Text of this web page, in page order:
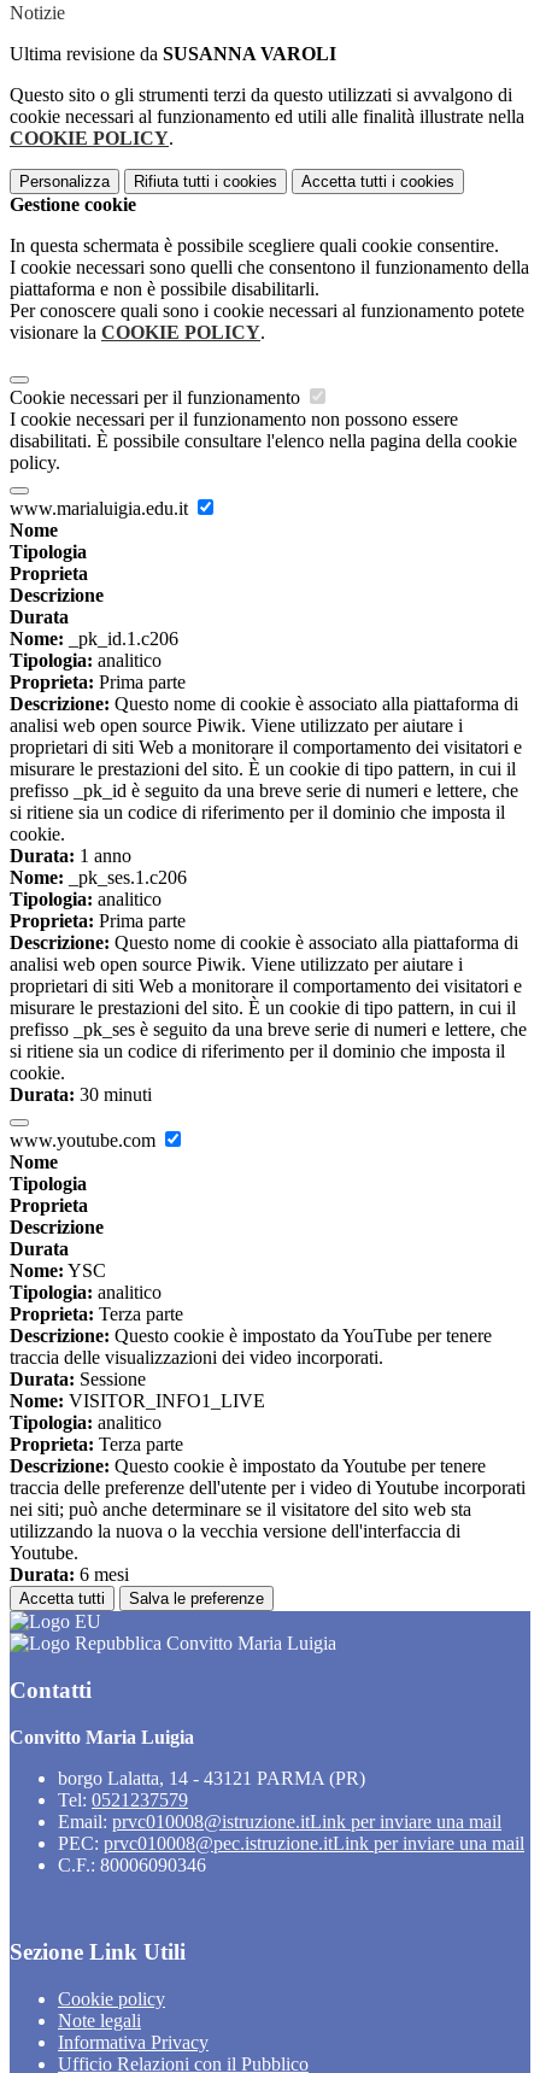
Notizie
Ultima revisione da SUSANNA VAROLI
Questo sito o gli strumenti terzi da questo utilizzati si avvalgono di
cookie necessari al funzionamento ed utili alle finalità illustrate nella
COOKIE POLICY.
Personalizza Rifiuta tutti i cookies Accetta tutti i cookies
Gestione cookie
In questa schermata è possibile scegliere quali cookie consentire.
I cookie necessari sono quelli che consentono il funzionamento della
piattaforma e non è possibile disabilitarli.
Per conoscere quali sono i cookie necessari al funzionamento potete
visionare la COOKIE POLICY.
Cookie necessari per il funzionamento
I cookie necessari per il funzionamento non possono essere
disabilitati. È possibile consultare l'elenco nella pagina della cookie
policy.
www.marialuigia.edu.it
Nome
Tipologia
Proprieta
Descrizione
Durata
Nome: _pk_id.1.c206
Tipologia: analitico
Proprieta: Prima parte
Descrizione: Questo nome di cookie è associato alla piattaforma di
analisi web open source Piwik. Viene utilizzato per aiutare i
proprietari di siti Web a monitorare il comportamento dei visitatori e
misurare le prestazioni del sito. È un cookie di tipo pattern, in cui il
prefisso _pk_id è seguito da una breve serie di numeri e lettere, che
si ritiene sia un codice di riferimento per il dominio che imposta il
cookie.
Durata: 1 anno
Nome: _pk_ses.1.c206
Tipologia: analitico
Proprieta: Prima parte
Descrizione: Questo nome di cookie è associato alla piattaforma di
analisi web open source Piwik. Viene utilizzato per aiutare i
proprietari di siti Web a monitorare il comportamento dei visitatori e
misurare le prestazioni del sito. È un cookie di tipo pattern, in cui il
prefisso _pk_ses è seguito da una breve serie di numeri e lettere, che
si ritiene sia un codice di riferimento per il dominio che imposta il
cookie.
Durata: 30 minuti
www.youtube.com
Nome
Tipologia
Proprieta
Descrizione
Durata
Nome: YSC
Tipologia: analitico
Proprieta: Terza parte
Descrizione: Questo cookie è impostato da YouTube per tenere
traccia delle visualizzazioni dei video incorporati.
Durata: Sessione
Nome: VISITOR_INFO1_LIVE
Tipologia: analitico
Proprieta: Terza parte
Descrizione: Questo cookie è impostato da Youtube per tenere
traccia delle preferenze dell'utente per i video di Youtube incorporati
nei siti; può anche determinare se il visitatore del sito web sta
utilizzando la nuova o la vecchia versione dell'interfaccia di
Youtube.
Durata: 6 mesi
Accetta tutti Salva le preferenze
Convitto Maria Luigia
Contatti
Convitto Maria Luigia
borgo Lalatta, 14 - 43121 PARMA (PR)
Tel: 0521237579
Email: prvc010008@istruzione.itLink per inviare una mail
PEC: prvc010008@pec.istruzione.itLink per inviare una mail
C.F.: 80006090346
Sezione Link Utili
Cookie policy
Note legali
Informativa Privacy
Ufficio Relazioni con il Pubblico